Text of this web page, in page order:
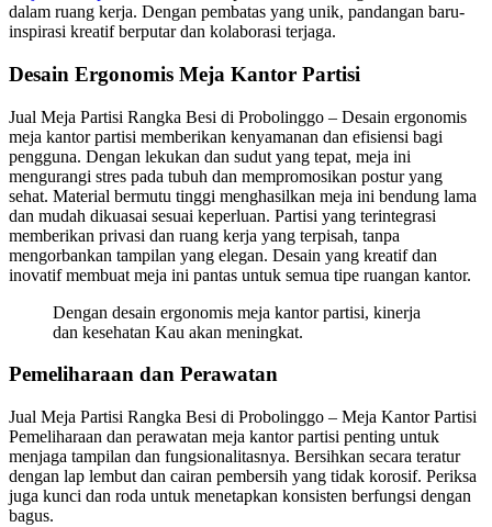
dalam ruang kerja. Dengan pembatas yang unik, pandangan baru-
inspirasi kreatif berputar dan kolaborasi terjaga.
Desain Ergonomis Meja Kantor Partisi
Jual Meja Partisi Rangka Besi di Probolinggo – Desain ergonomis
meja kantor partisi memberikan kenyamanan dan efisiensi bagi
pengguna. Dengan lekukan dan sudut yang tepat, meja ini
mengurangi stres pada tubuh dan mempromosikan postur yang
sehat. Material bermutu tinggi menghasilkan meja ini bendung lama
dan mudah dikuasai sesuai keperluan. Partisi yang terintegrasi
memberikan privasi dan ruang kerja yang terpisah, tanpa
mengorbankan tampilan yang elegan. Desain yang kreatif dan
inovatif membuat meja ini pantas untuk semua tipe ruangan kantor.
Dengan desain ergonomis meja kantor partisi, kinerja
dan kesehatan Kau akan meningkat.
Pemeliharaan dan Perawatan
Jual Meja Partisi Rangka Besi di Probolinggo – Meja Kantor Partisi
Pemeliharaan dan perawatan meja kantor partisi penting untuk
menjaga tampilan dan fungsionalitasnya. Bersihkan secara teratur
dengan lap lembut dan cairan pembersih yang tidak korosif. Periksa
juga kunci dan roda untuk menetapkan konsisten berfungsi dengan
bagus.